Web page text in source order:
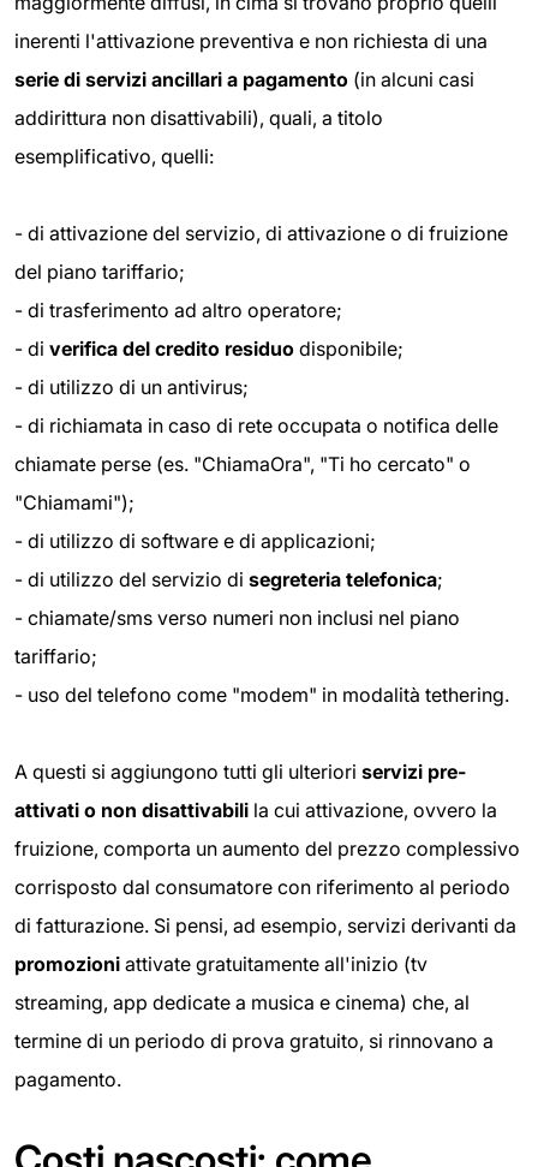
inerenti l'attivazione preventiva e non richiesta di una
serie di servizi ancillari a pagamento (in alcuni casi
addirittura non disattivabili), quali, a titolo
esemplificativo, quelli:
- di attivazione del servizio, di attivazione o di fruizione
del piano tariffario;
- di trasferimento ad altro operatore;
- di verifica del credito residuo disponibile;
- di utilizzo di un antivirus;
- di richiamata in caso di rete occupata o notifica delle
chiamate perse (es. "ChiamaOra", "Ti ho cercato" o
"Chiamami");
- di utilizzo di software e di applicazioni;
- di utilizzo del servizio di segreteria telefonica;
- chiamate/sms verso numeri non inclusi nel piano
tariffario;
- uso del telefono come "modem" in modalità tethering.
A questi si aggiungono tutti gli ulteriori servizi pre-
attivati o non disattivabili la cui attivazione, ovvero la
fruizione, comporta un aumento del prezzo complessivo
corrisposto dal consumatore con riferimento al periodo
di fatturazione. Si pensi, ad esempio, servizi derivanti da
promozioni attivate gratuitamente all'inizio (tv
streaming, app dedicate a musica e cinema) che, al
termine di un periodo di prova gratuito, si rinnovano a
pagamento.